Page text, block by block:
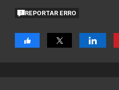
REPORTAR ERRO